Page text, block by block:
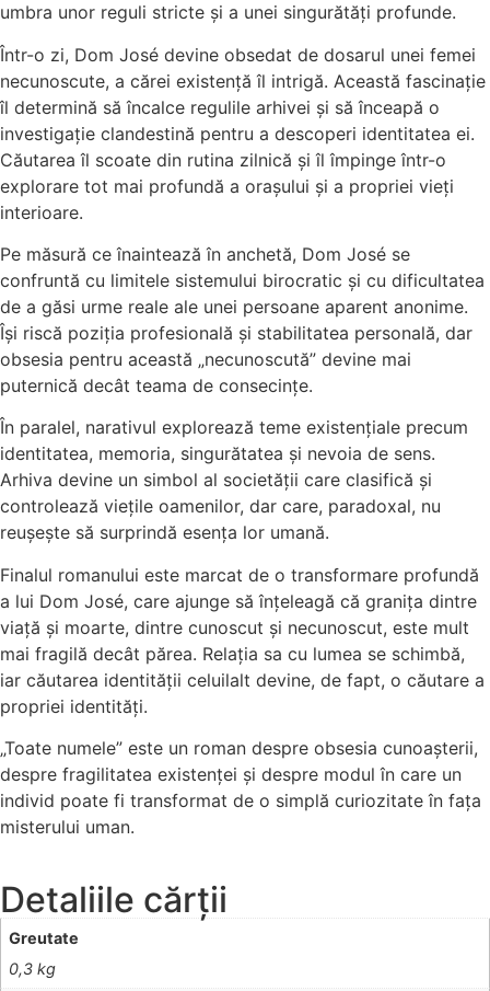
umbra unor reguli stricte și a unei singurătăți profunde.
Într-o zi, Dom José devine obsedat de dosarul unei femei
necunoscute, a cărei existență îl intrigă. Această fascinație
îl determină să încalce regulile arhivei și să înceapă o
investigație clandestină pentru a descoperi identitatea ei.
Căutarea îl scoate din rutina zilnică și îl împinge într-o
explorare tot mai profundă a orașului și a propriei vieți
interioare.
Pe măsură ce înaintează în anchetă, Dom José se
confruntă cu limitele sistemului birocratic și cu dificultatea
de a găsi urme reale ale unei persoane aparent anonime.
Își riscă poziția profesională și stabilitatea personală, dar
obsesia pentru această „necunoscută” devine mai
puternică decât teama de consecințe.
În paralel, narativul explorează teme existențiale precum
identitatea, memoria, singurătatea și nevoia de sens.
Arhiva devine un simbol al societății care clasifică și
controlează viețile oamenilor, dar care, paradoxal, nu
reușește să surprindă esența lor umană.
Finalul romanului este marcat de o transformare profundă
a lui Dom José, care ajunge să înțeleagă că granița dintre
viață și moarte, dintre cunoscut și necunoscut, este mult
mai fragilă decât părea. Relația sa cu lumea se schimbă,
iar căutarea identității celuilalt devine, de fapt, o căutare a
propriei identități.
„Toate numele” este un roman despre obsesia cunoașterii,
despre fragilitatea existenței și despre modul în care un
individ poate fi transformat de o simplă curiozitate în fața
misterului uman.
Detaliile cărții
Greutate
0,3 kg